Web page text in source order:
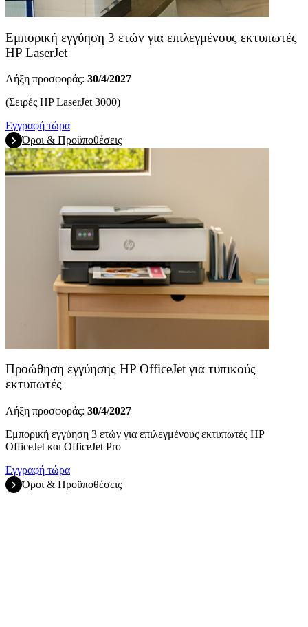
Εμπορική εγγύηση 3 ετών για επιλεγμένους εκτυπωτές
HP LaserJet
Λήξη προσφοράς: 30/4/2027
(Σειρές HP LaserJet 3000)
Εγγραφή τώρα
Όροι & Προϋποθέσεις
Προώθηση εγγύησης HP OfficeJet για τυπικούς
εκτυπωτές
Λήξη προσφοράς: 30/4/2027
Εμπορική εγγύηση 3 ετών για επιλεγμένους εκτυπωτές HP
OfficeJet και OfficeJet Pro
Εγγραφή τώρα
Όροι & Προϋποθέσεις